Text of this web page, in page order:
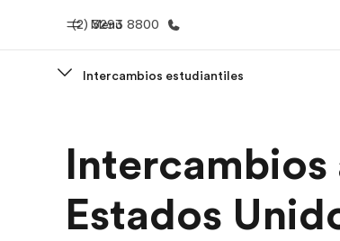
Menú
(2) 3293 8800
Bienvenido a EF Ver
Intercambios estudiantiles
Intercambios
Estados